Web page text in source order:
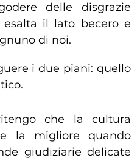
delle disgrazie
il lato becero e
di noi.
i due piani: quello
che la cultura
la migliore quando
giudiziarie delicate